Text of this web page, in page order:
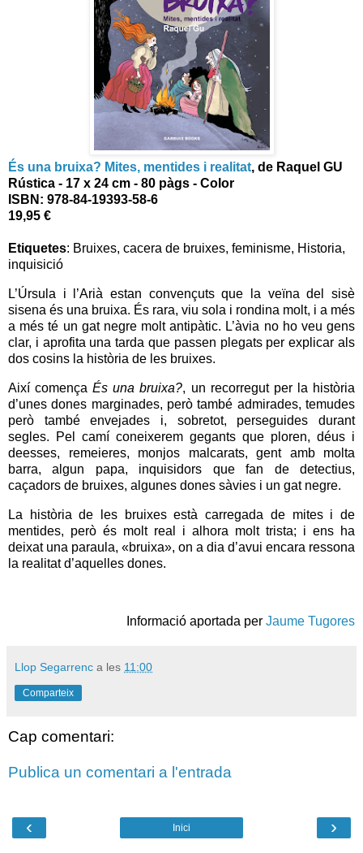
És una bruixa? Mites, mentides i realitat, de Raquel GU
Rústica - 17 x 24 cm - 80 pàgs - Color
ISBN: 978-84-19393-58-6
19,95 €
Etiquetes: Bruixes, cacera de bruixes, feminisme, Historia,
inquisició
L’Úrsula i l’Arià estan convençuts que la veïna del sisè
sisena és una bruixa. És rara, viu sola i rondina molt, i a més
a més té un gat negre molt antipàtic. L’àvia no ho veu gens
clar, i aprofita una tarda que passen plegats per explicar als
dos cosins la història de les bruixes.
Així començaÉs una bruixa?, un recorregut per la història
d’unes dones marginades, però també admirades, temudes
però també envejades i, sobretot, perseguides durant
segles. Pel camí coneixerem gegants que ploren, déus i
deesses, remeieres, monjos malcarats, gent amb molta
barra, algun papa, inquisidors que fan de detectius,
caçadors de bruixes, algunes dones sàvies i un gat negre.
La història de les bruixes està carregada de mites i de
mentides, però és molt real i alhora molt trista; i ens ha
deixat una paraula, «bruixa», on a dia d’avui encara ressona
la realitat d’aquelles dones.
Informació aportada per Jaume Tugores
Llop Segarrenc a les 11:00
Comparteix
Cap comentari:
Publica un comentari a l'entrada
‹ ›
Inici